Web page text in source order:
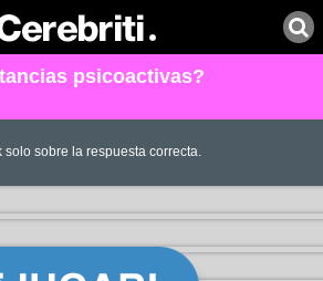
psicoactivas?
solo sobre la respuesta correcta.